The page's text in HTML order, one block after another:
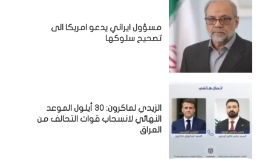
مسؤول ايراني يدعو امريكا الى
تصحيح سلوكها
الزيدي لماكرون: 30 أيلول الموعد
النهائي لانسحاب قوات التحالف من
العراق